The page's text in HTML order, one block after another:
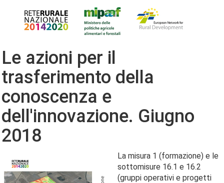
Le azioni per il
trasferimento della
conoscenza e
dell'innovazione. Giugno
2018
La misura 1 (formazione) e le
sottomisure 16.1 e 16.2
(gruppi operativi e progetti